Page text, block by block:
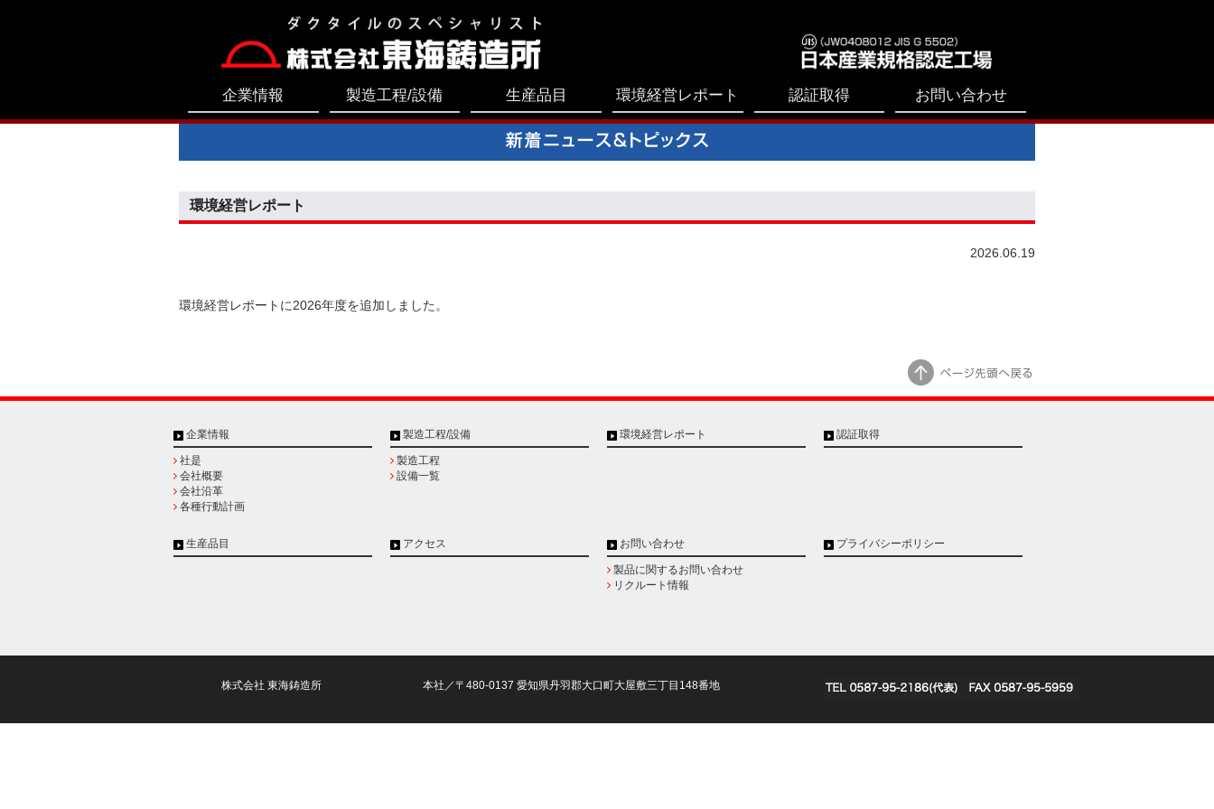
企業情報 製造工程/設備 生産品目 環境経営レポート 認証取得 お問い合わせ
環境経営レポート
2026.06.19
環境経営レポートに2026年度を追加しました。
企業情報
社是
会社概要
会社沿革
各種行動計画
製造工程/設備
製造工程
設備一覧
環境経営レポート 認証取得
生産品目 アクセス お問い合わせ
製品に関するお問い合わせ
リクルート情報
プライバシーポリシー
株式会社 東海鋳造所 本社／〒480-0137 愛知県丹羽郡大口町大屋敷三丁目148番地